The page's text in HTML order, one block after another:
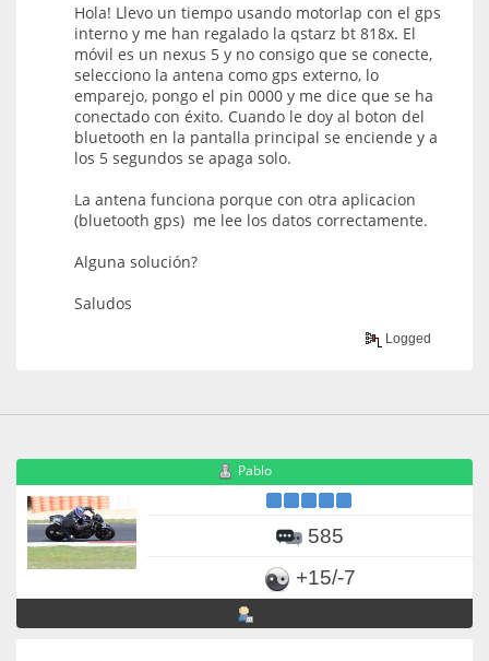
Hola! Llevo un tiempo usando motorlap con el gps
interno y me han regalado la qstarz bt 818x. El
móvil es un nexus 5 y no consigo que se conecte,
selecciono la antena como gps externo, lo
emparejo, pongo el pin 0000 y me dice que se ha
conectado con éxito. Cuando le doy al boton del
bluetooth en la pantalla principal se enciende y a
los 5 segundos se apaga solo.
La antena funciona porque con otra aplicacion
(bluetooth gps) me lee los datos correctamente.
Alguna solución?
Saludos
Logged
Pablo
585
+15/-7